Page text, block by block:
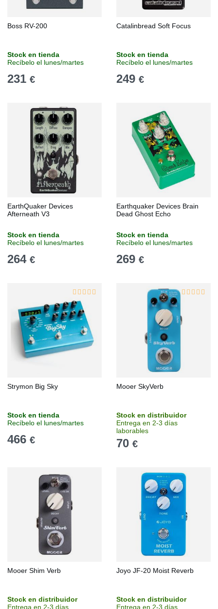
Boss RV-200
Stock en tienda
Recíbelo el lunes/martes
231 €
Catalinbread Soft Focus
Stock en tienda
Recíbelo el lunes/martes
249 €
EarthQuaker Devices
Afterneath V3
Stock en tienda
Recíbelo el lunes/martes
264 €
Earthquaker Devices Brain
Dead Ghost Echo
Stock en tienda
Recíbelo el lunes/martes
269 €
Strymon Big Sky
Stock en tienda
Recíbelo el lunes/martes
466 €
Mooer SkyVerb
Stock en distribuidor
Entrega en 2-3 días
laborables
70 €
Mooer Shim Verb
Stock en distribuidor
Entrega en 2-3 días
Joyo JF-20 Moist Reverb
Stock en distribuidor
Entrega en 2-3 días